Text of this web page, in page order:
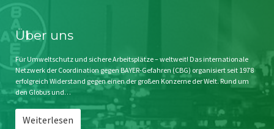
Kontakt
Impressum
Störfälle
Stichwort BAYER
Jahrestagung
SPENDEN
Über uns
Für Umweltschutz und sichere Arbeitsplätze – weltweit! Das internationale
Netzwerk der Coordination gegen BAYER-Gefahren (CBG) organisiert seit 1978
erfolgreich Widerstand gegen einen der großen Konzerne der Welt. Rund um
den Globus und…
Weiterlesen